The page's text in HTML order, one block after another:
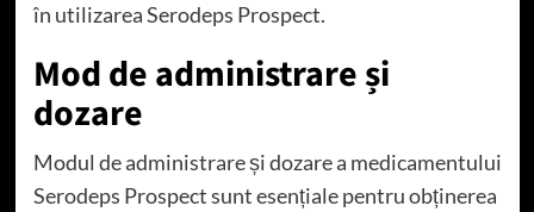
în utilizarea Serodeps Prospect.
Mod de administrare și
dozare
Modul de administrare și dozare a medicamentului
Serodeps Prospect sunt esențiale pentru obținerea